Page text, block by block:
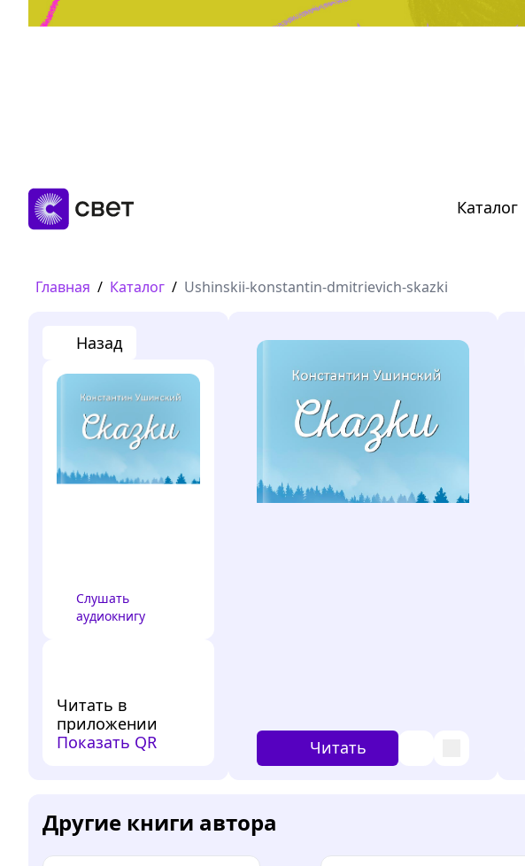
Дружба, любовь, взросление
Каталог
Главная / Каталог / Ushinskii-konstantin-dmitrievich-skazki
Назад
Слушать
аудиокнигу
Читать в
приложении
Показать QR
Читать
Другие книги автора